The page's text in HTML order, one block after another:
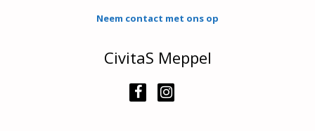
Neem contact met ons op
CivitaS Meppel